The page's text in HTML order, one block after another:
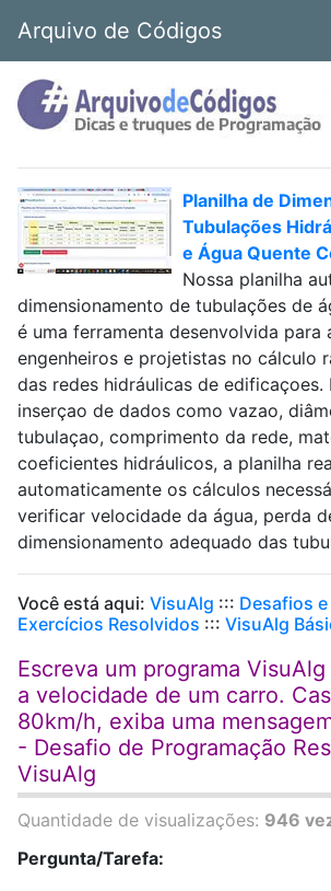
Arquivo de Códigos
Planilha de
Tubulações
e Água Quente
Nossa planilha
dimensionamento de tubulações de
é uma ferramenta desenvolvida para
engenheiros e projetistas no cálculo
das redes hidráulicas de edificaçoes.
inserçao de dados como vazao,
tubulaçao, comprimento da rede,
coeficientes hidráulicos, a planilha
automaticamente os cálculos
verificar velocidade da água, perda
dimensionamento adequado das
Você está aqui: VisuAlg ::: Desafios
Exercícios Resolvidos ::: VisuAlg
Escreva um programa
a velocidade de um carro.
80km/h, exiba uma
- Desafio de Programação
VisuAlg
Quantidade de visualizações: 946
Pergunta/Tarefa: